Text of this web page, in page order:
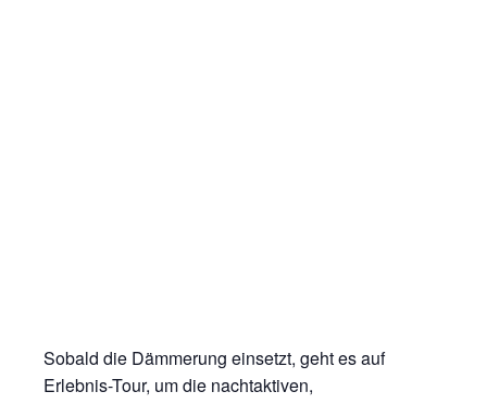
Sobald die Dämmerung einsetzt, geht es auf
Erlebnis-Tour, um die nachtaktiven,